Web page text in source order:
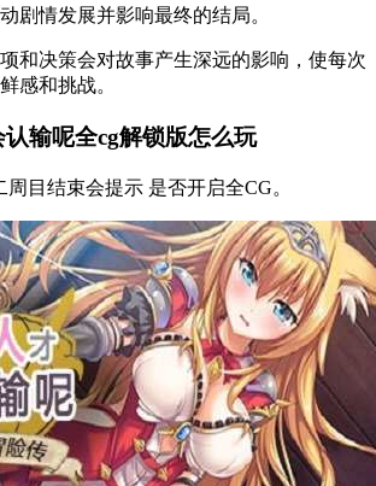
剧情发展并影响最终的结局。
和决策会对故事产生深远的影响，使每次
感和挑战。
输呢全cg解锁版怎么玩
目结束会提示 是否开启全CG。